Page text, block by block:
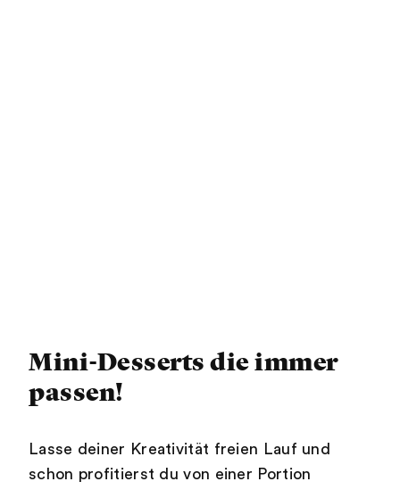
Mini-Desserts die immer
passen!
Lasse deiner Kreativität freien Lauf und
schon profitierst du von einer Portion